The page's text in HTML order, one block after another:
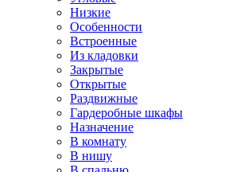
Низкие
Особенности
Встроенные
Из кладовки
Закрытые
Открытые
Раздвижные
Гардеробные шкафы
Назначение
В комнату
В нишу